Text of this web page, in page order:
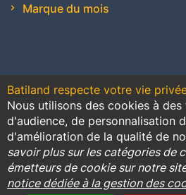
Marque du mois
Contact
Promotions
Règlement général sur la
Batiland respecte votre vie
Nous utilisons des cookies à des
d'audience, de personnalisation
d'amélioration de la qualité de
savoir plus sur les catégories de
émetteurs de cookie sur notre
notice dédiée à la gestion des